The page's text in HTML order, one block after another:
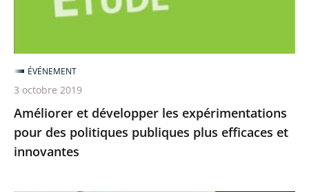
politiques
plus
efficaces
et
innovantes
Améliorer et développer les expérimentations
pour des politiques publiques plus efficaces et
innovantes
ÉVÉNEMENT
3 octobre 2019